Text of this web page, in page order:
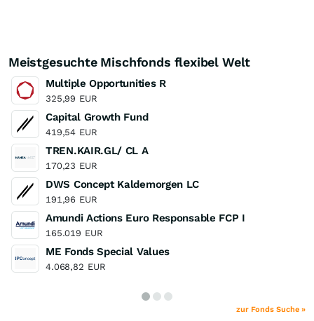
Meistgesuchte Mischfonds flexibel Welt
Multiple Opportunities R
325,99 EUR
Capital Growth Fund
419,54 EUR
TREN.KAIR.GL/ CL A
170,23 EUR
DWS Concept Kaldemorgen LC
191,96 EUR
Amundi Actions Euro Responsable FCP I
165.019 EUR
ME Fonds Special Values
4.068,82 EUR
zur Fonds Suche »